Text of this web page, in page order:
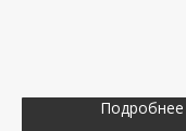
Подробнее